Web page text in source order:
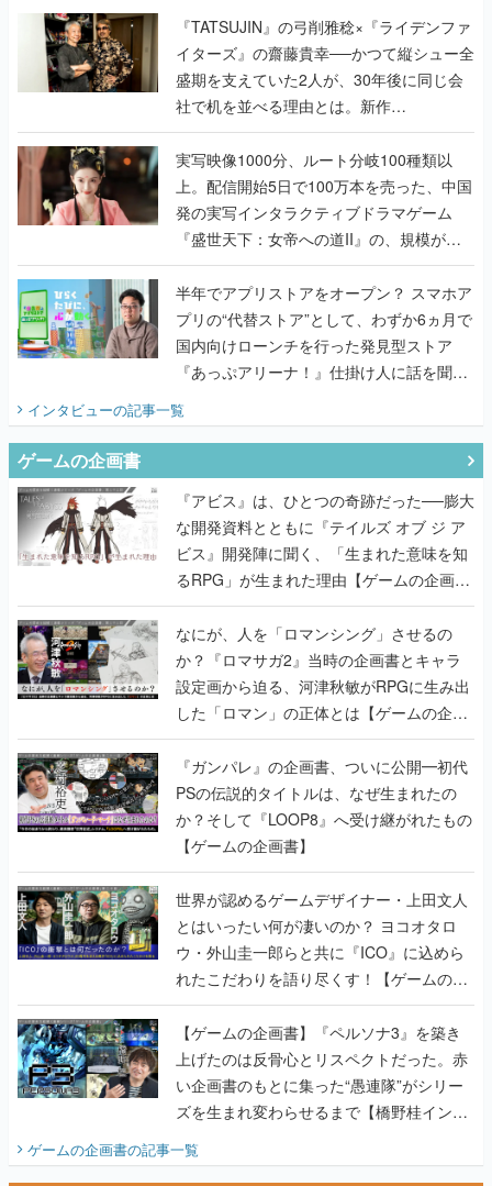
く
『TATSUJIN』の弓削雅稔×『ライデンファ
イターズ』の齋藤貴幸──かつて縦シュー全
盛期を支えていた2人が、30年後に同じ会
社で机を並べる理由とは。新作
『TATSUJIN EXTREME』で初タッグを組
んだレジェンド2人に訊く開発秘話
実写映像1000分、ルート分岐100種類以
上。配信開始5日で100万本を売った、中国
発の実写インタラクティブドラマゲーム
『盛世天下：女帝への道II』の、規模が違
うこだわりをプロデューサーに聞いた
半年でアプリストアをオープン？ スマホア
プリの“代替ストア”として、わずか6ヵ月で
国内向けローンチを行った発見型ストア
『あっぷアリーナ！』仕掛け人に話を聞い
てみた
インタビューの記事一覧
ゲームの企画書
『アビス』は、ひとつの奇跡だった──膨大
な開発資料とともに『テイルズ オブ ジ ア
ビス』開発陣に聞く、「生まれた意味を知
るRPG」が生まれた理由【ゲームの企画
書】
なにが、人を「ロマンシング」させるの
か？『ロマサガ2』当時の企画書とキャラ
設定画から迫る、河津秋敏がRPGに生み出
した「ロマン」の正体とは【ゲームの企画
書】
『ガンパレ』の企画書、ついに公開━初代
PSの伝説的タイトルは、なぜ生まれたの
か？そして『LOOP8』へ受け継がれたもの
【ゲームの企画書】
世界が認めるゲームデザイナー・上田文人
とはいったい何が凄いのか？ ヨコオタロ
ウ・外山圭一郎らと共に『ICO』に込めら
れたこだわりを語り尽くす！【ゲームの企
画書】
【ゲームの企画書】『ペルソナ3』を築き
上げたのは反骨心とリスペクトだった。赤
い企画書のもとに集った“愚連隊”がシリー
ズを生まれ変わらせるまで【橋野桂インタ
ビュー】
ゲームの企画書の記事一覧